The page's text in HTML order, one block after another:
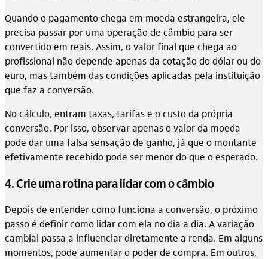
Quando o pagamento chega em moeda estrangeira, ele
precisa passar por uma operação de câmbio para ser
convertido em reais. Assim, o valor final que chega ao
profissional não depende apenas da cotação do dólar ou do
euro, mas também das condições aplicadas pela instituição
que faz a conversão.
No cálculo, entram taxas, tarifas e o custo da própria
conversão. Por isso, observar apenas o valor da moeda
pode dar uma falsa sensação de ganho, já que o montante
efetivamente recebido pode ser menor do que o esperado.
4. Crie uma rotina para lidar com o câmbio
Depois de entender como funciona a conversão, o próximo
passo é definir como lidar com ela no dia a dia. A variação
cambial passa a influenciar diretamente a renda. Em alguns
momentos, pode aumentar o poder de compra. Em outros,